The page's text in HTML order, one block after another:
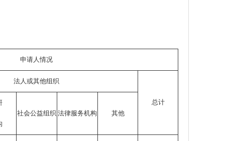
申请人情况
法人或其他组织
总计
社会公益组织 法律服务机构 其他